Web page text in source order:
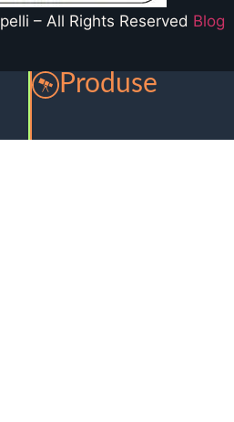
– All Rights Reserved Blog
Produse